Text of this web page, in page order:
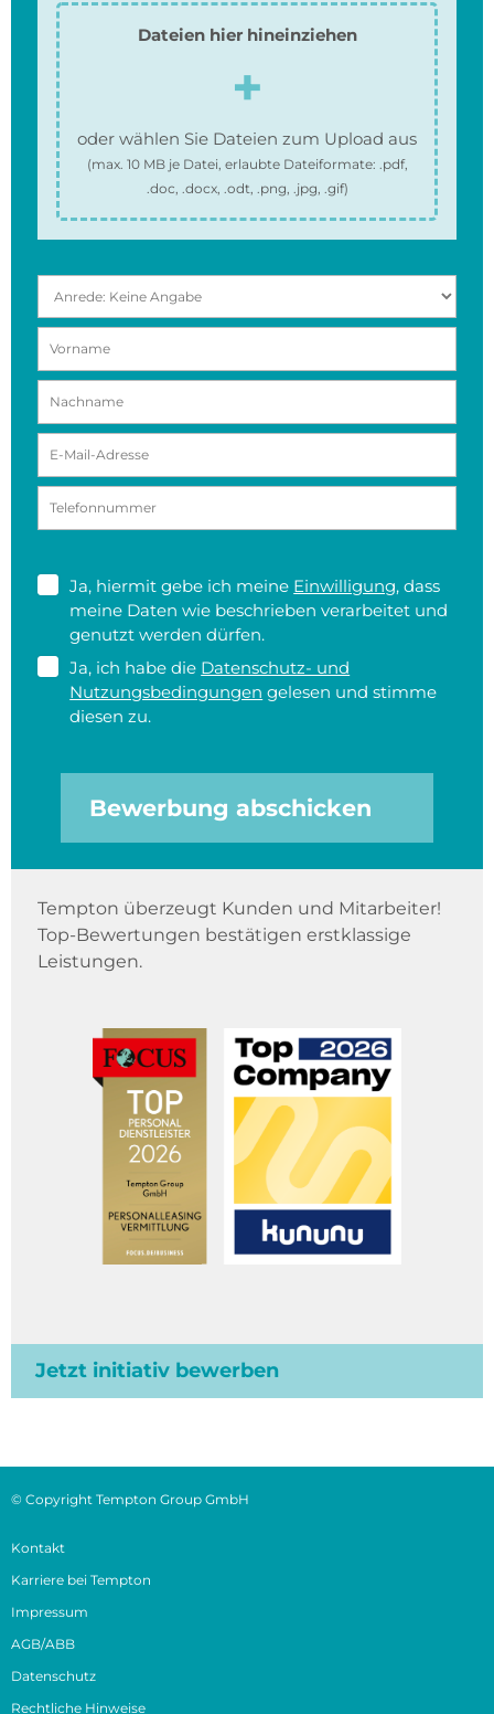
Dateien hier hineinziehen
oder wählen Sie Dateien zum Upload aus
(max. 10 MBje Datei, erlaubte Dateiformate: .pdf,
.doc, .docx, .odt, .png, .jpg, .gif)
Ja, hiermit gebe ich meine Einwilligung, dass
meine Daten wie beschrieben verarbeitet und
genutzt werden dürfen.
Ja, ich habe die Datenschutz- und
Nutzungsbedingungen gelesen und stimme
diesen zu.
Bewerbung abschicken
Tempton überzeugt Kunden und Mitarbeiter!
Top-Bewertungen bestätigen erstklassige
Leistungen.
Jetzt initiativ bewerben
© Copyright Tempton Group GmbH
Kontakt
Karriere bei Tempton
Impressum
AGB/ABB
Datenschutz
Rechtliche Hinweise